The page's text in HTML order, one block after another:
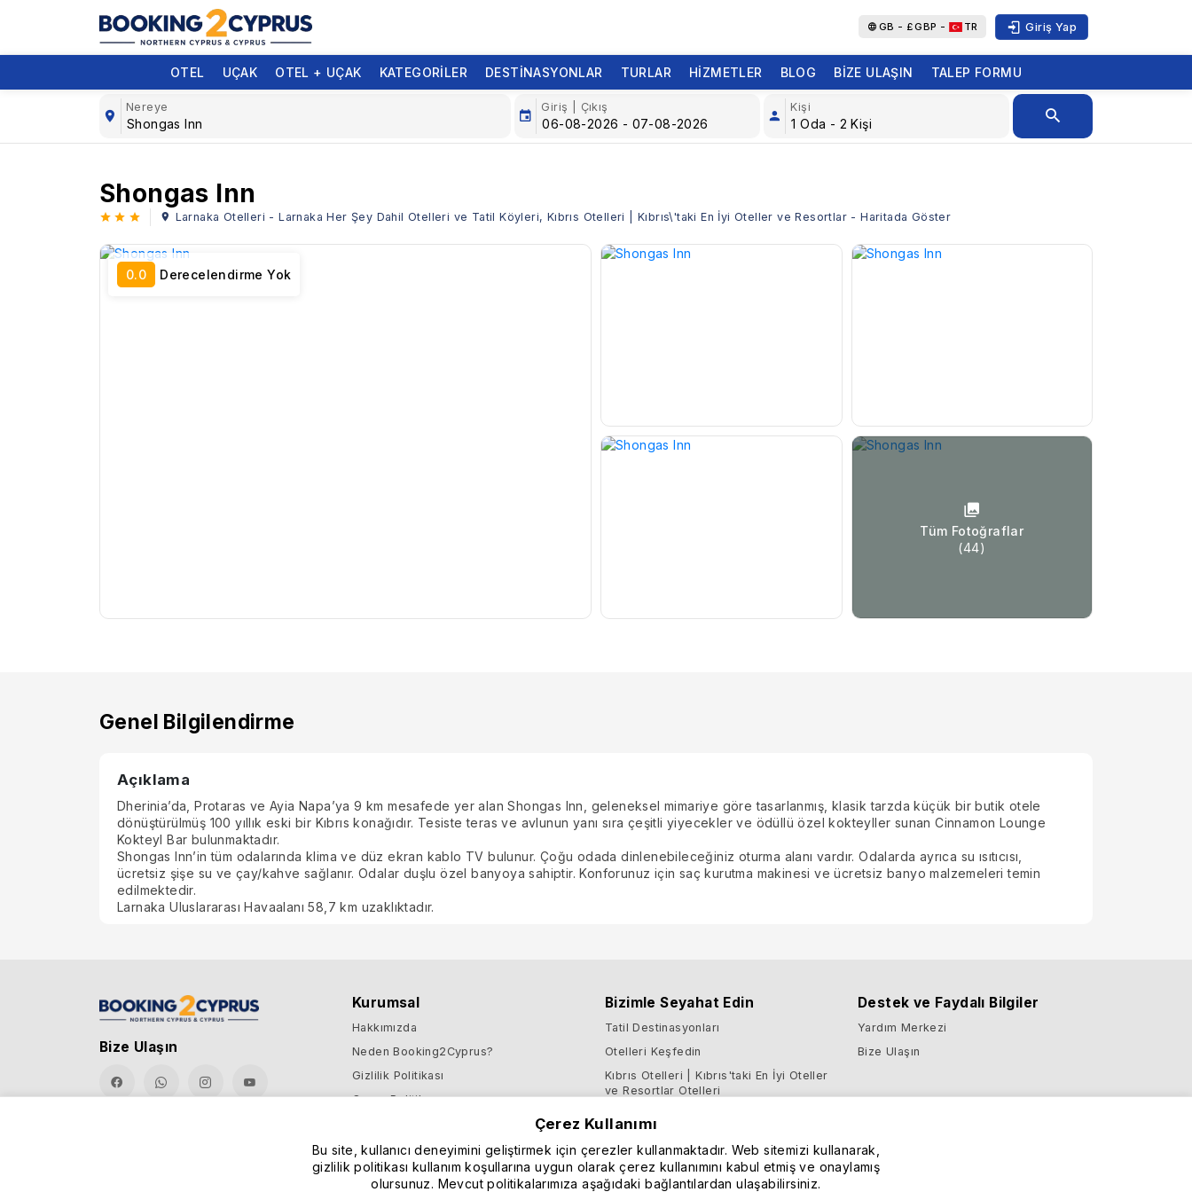
GB - £GBP - TR Giriş Yap
OTEL UÇAK OTEL + UÇAK KATEGORILER DESTINASYONLAR TURLAR HIZMETLER BLOG BIZE ULAŞIN TALEP FORMU
Nereye Giriş | Çıkış Kişi
Shongas Inn
Larnaka Otelleri - Larnaka Her Şey Dahil Otelleri ve Tatil Köyleri, Kıbrıs Otelleri | Kıbrıs\'taki En İyi Oteller ve Resortlar - Haritada Göster
0.0 Derecelendirme Yok
Tüm Fotoğraflar
(44)
Genel Bilgilendirme
Açıklama
Dherinia’da, Protaras ve Ayia Napa’ya 9 km mesafede yer alan Shongas Inn, geleneksel mimariye göre tasarlanmış, klasik tarzda küçük bir butik otele
dönüştürülmüş 100 yıllık eski bir Kıbrıs konağıdır. Tesiste teras ve avlunun yanı sıra çeşitli yiyecekler ve ödüllü özel kokteyller sunan Cinnamon Lounge
Kokteyl Bar bulunmaktadır.
Shongas Inn’in tüm odalarında klima ve düz ekran kablo TV bulunur. Çoğu odada dinlenebileceğiniz oturma alanı vardır. Odalarda ayrıca su ısıtıcısı,
ücretsiz şişe su ve çay/kahve sağlanır. Odalar duşlu özel banyoya sahiptir. Konforunuz için saç kurutma makinesi ve ücretsiz banyo malzemeleri temin
edilmektedir.
Larnaka Uluslararası Havaalanı 58,7 km uzaklıktadır.
Bize Ulaşın
Kurumsal
Hakkımızda
Neden Booking2Cyprus?
Gizlilik Politikası
Çerez Politikası
Şartlar ve Koşullar
Blog
Bizimle Seyahat Edin
Tatil Destinasyonları
Otelleri Keşfedin
Kıbrıs Otelleri | Kıbrıs'taki En İyi Oteller
ve Resortlar Otelleri
En İyi Oteller ve Resortlar Otelleri
Destek ve Faydalı Bilgiler
Yardım Merkezi
Bize Ulaşın
Çerez Kullanımı
Bu site, kullanıcı deneyimini geliştirmek için çerezler kullanmaktadır. Web sitemizi kullanarak,
gizlilik politikası kullanım koşullarına uygun olarak çerez kullanımını kabul etmiş ve onaylamış
olursunuz. Mevcut politikalarımıza aşağıdaki bağlantılardan ulaşabilirsiniz.